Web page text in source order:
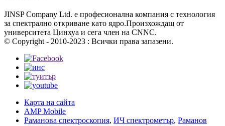
JINSP Company Ltd. е професионална компания с технология
за спектрално откриване като ядро.Произхождащ от
университета Цинхуа и сега член на CNNC.
© Copyright - 2010-2023 : Всички права запазени.
Карта на сайта
AMP Mobile
Раманова спектроскопия, ИЧ спектрометър, Раманов